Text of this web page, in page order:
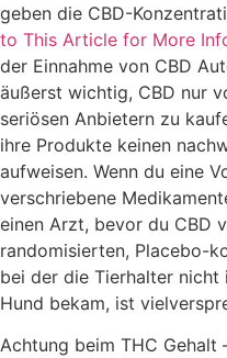
geben die CBD-
to This Article for More
der Einnahme von CBD
äußerst wichtig, CBD nur
seriösen Anbietern zu
ihre Produkte keinen
aufweisen. Wenn du eine
verschriebene
einen Arzt, bevor du CBD
randomisierten, Placebo-
bei der die Tierhalter
Hund bekam, ist
Achtung beim THC Gehalt